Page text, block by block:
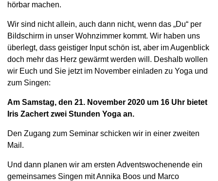
hörbar machen.
Wir sind nicht allein, auch dann nicht, wenn das „Du“ per
Bildschirm in unser Wohnzimmer kommt. Wir haben uns
überlegt, dass geistiger Input schön ist, aber im Augenblick
doch mehr das Herz gewärmt werden will. Deshalb wollen
wir Euch und Sie jetzt im November einladen zu Yoga und
zum Singen:
Am Samstag, den 21. November 2020 um 16 Uhr bietet
Iris Zachert zwei Stunden Yoga an.
Den Zugang zum Seminar schicken wir in einer zweiten
Mail.
Und dann planen wir am ersten Adventswochenende ein
gemeinsames Singen mit Annika Boos und Marco